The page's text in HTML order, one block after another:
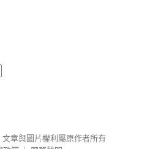
文章與圖片權利屬原作者所有